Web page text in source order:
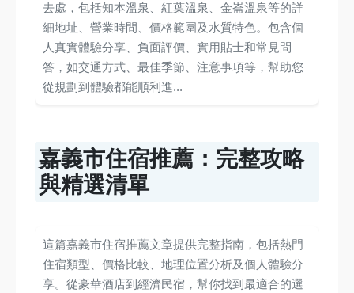
去處，包括知本溫泉、紅葉溫泉、金崙溫泉等的詳
細地址、營業時間、價格範圍及水質特色。包含個
人真實體驗分享、負面評價、實用貼士和常見問
答，如交通方式、最佳季節、注意事項等，幫助您
從規劃到體驗都能順利進...
嘉義市住宿推薦：完整攻略
與精選清單
這篇嘉義市住宿推薦文章提供完整指南，包括熱門
住宿類型、價格比較、地理位置分析及個人體驗分
享。從豪華酒店到經濟民宿，幫你找到最適合的選